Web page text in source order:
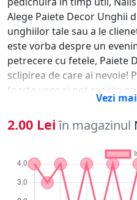
Alege Paiete Decor Unghii
unghiilor tale sau a le
este vorba despre un
petrecere cu fetele, Paiete
sclipirea de care ai nevoie!
foarte usor si pot rezista
Alege Paiete Decor Unghii
manichuira ta va arata
sclipitor ! Cum utilizam ?
manichiura, aplica un strat
lipici pentru ornamente.
ornamentul dorit, apoi
cu Top Coat.
Vezi
2.00 Lei în magazinul